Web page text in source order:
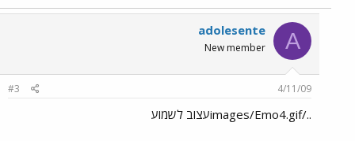
A
adolesente
New member
4/11/09
#3
../images/Emo4.gifעצוב לשמוע